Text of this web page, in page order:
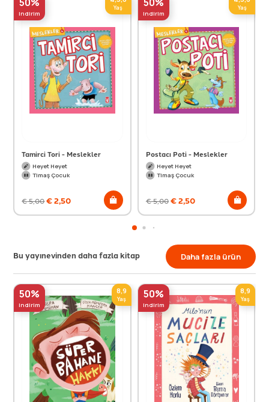
indirim
Yaş
Tamirci Tori - Meslekler
Heyet Heyet
Timaş Çocuk
€5,00€2,50
indirim
Yaş
Postacı Poti - Meslekler
Heyet Heyet
Timaş Çocuk
€5,00€2,50
Bu yayınevinden daha fazla kitap Daha fazla ürün
50%
indirim
8,9
Yaş 50%
indirim
8,9
Yaş